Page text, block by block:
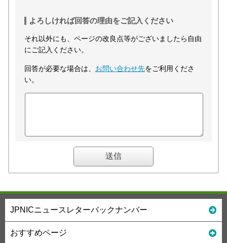
よろしければ回答の理由をご記入ください
それ以外にも、ページの改良点等がございましたら自由
にご記入ください。
回答が必要な場合は、 お問い合わせ先をご利用くださ
い。
JPNICニュースレターバックナンバー
おすすめページ